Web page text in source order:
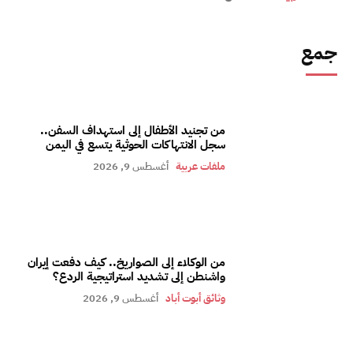
جمع
من تجنيد الأطفال إلى استهداف السفن..
سجل الانتهاكات الحوثية يتسع في اليمن
ملفات عربية أغسطس 9, 2026
من الوكلاء إلى الصواريخ.. كيف دفعت إيران
واشنطن إلى تشديد استراتيجية الردع؟
وثائق أبوت أباد أغسطس 9, 2026